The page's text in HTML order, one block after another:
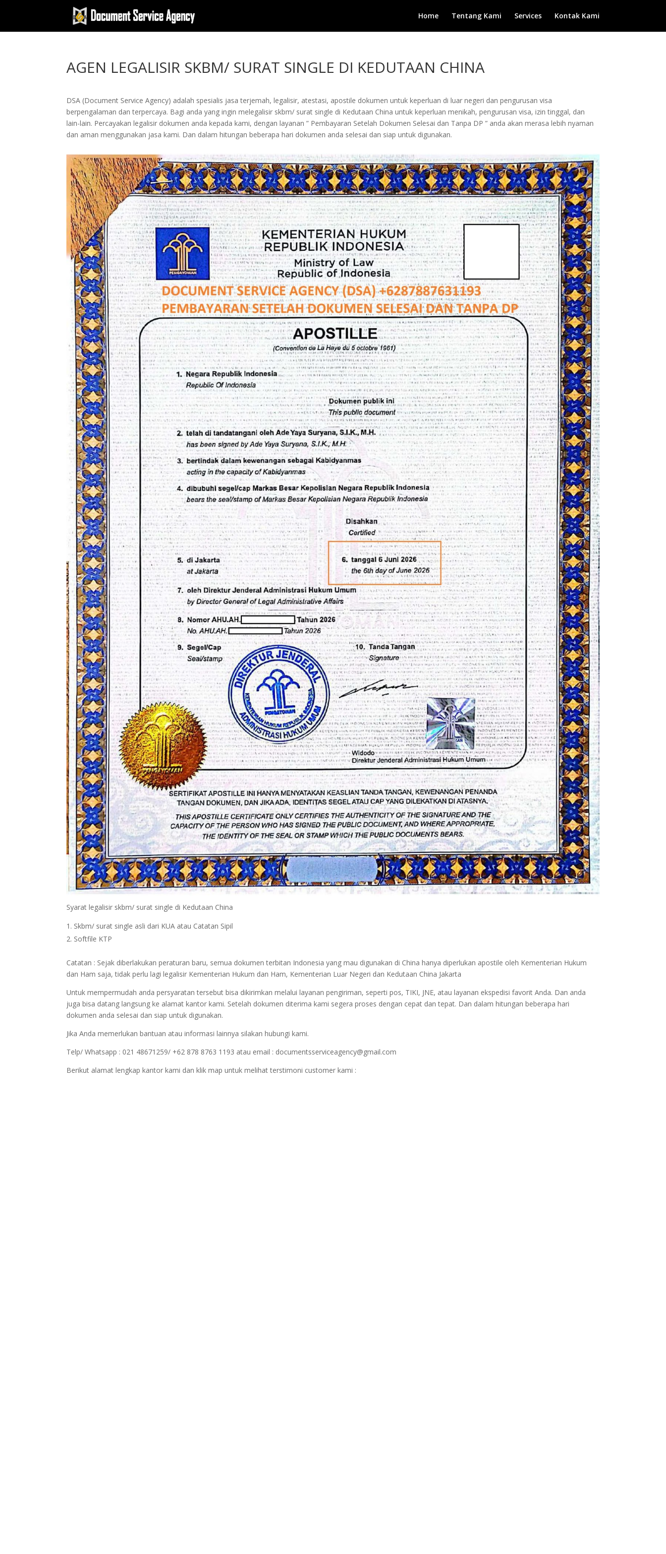
Home Tentang Kami Services Kontak Kami
AGEN LEGALISIR SKBM/ SURAT SINGLE DI KEDUTAAN CHINA
DSA (Document Service Agency) adalah spesialis jasa terjemah, legalisir, atestasi, apostile dokumen untuk keperluan di luar negeri dan pengurusan visa
berpengalaman dan terpercaya. Bagi anda yang ingin melegalisir skbm/ surat single di Kedutaan China untuk keperluan menikah, pengurusan visa, izin tinggal, dan
lain-lain. Percayakan legalisir dokumen anda kepada kami, dengan layanan ” Pembayaran Setelah Dokumen Selesai dan Tanpa DP ” anda akan merasa lebih nyaman
dan aman menggunakan jasa kami. Dan dalam hitungan beberapa hari dokumen anda selesai dan siap untuk digunakan.
Syarat legalisir skbm/ surat single di Kedutaan China
Skbm/ surat single asli dari KUA atau Catatan Sipil
Softfile KTP
Catatan : Sejak diberlakukan peraturan baru, semua dokumen terbitan Indonesia yang mau digunakan di China hanya diperlukan apostile oleh Kementerian Hukum
dan Ham saja, tidak perlu lagi legalisir Kementerian Hukum dan Ham, Kementerian Luar Negeri dan Kedutaan China Jakarta
Untuk mempermudah anda persyaratan tersebut bisa dikirimkan melalui layanan pengiriman, seperti pos, TIKI, JNE, atau layanan ekspedisi favorit Anda. Dan anda
juga bisa datang langsung ke alamat kantor kami. Setelah dokumen diterima kami segera proses dengan cepat dan tepat. Dan dalam hitungan beberapa hari
dokumen anda selesai dan siap untuk digunakan.
Jika Anda memerlukan bantuan atau informasi lainnya silakan hubungi kami.
Telp/ Whatsapp : 021 48671259/ +62 878 8763 1193 atau email : documentsserviceagency@gmail.com
Berikut alamat lengkap kantor kami dan klik map untuk melihat terstimoni customer kami :